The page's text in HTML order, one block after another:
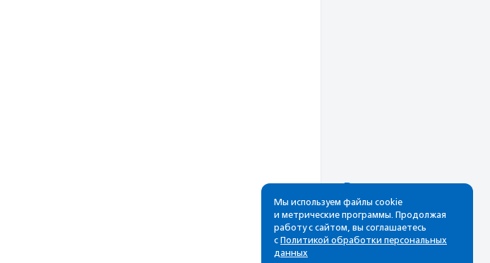
Рассылка
Cамые свежие новости,
лучшие материалы в вашем
почтовом ящике
Мы используем файлы cookie
и метрические программы. Продолжая
работу с сайтом, вы соглашаетесь
с Политикой обработки персональных
данных